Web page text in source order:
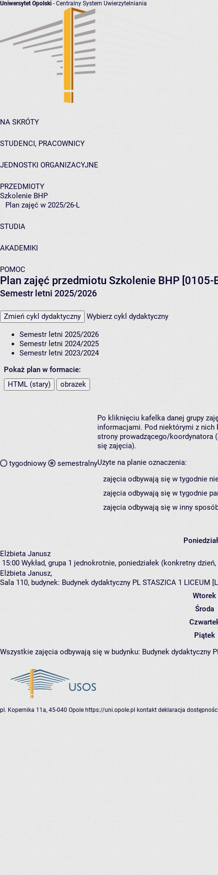
Uniwersytet Opolski - Centralny System Uwierzytelniania
NA SKRÓTY
STUDENCI, PRACOWNICY
JEDNOSTKI ORGANIZACYJNE
PRZEDMIOTY
Szkolenie BHP
Plan zajęć w 2025/26-L
STUDIA
AKADEMIKI
POMOC
Plan zajęć przedmiotu Szkolenie BHP [0105-
Semestr letni 2025/2026
Zmień cykl dydaktyczny Wybierz cykl dydaktyczny
Semestr letni 2025/2026
Semestr letni 2024/2025
Semestr letni 2023/2024
Pokaż plan w formacie:
HTML (stary)
obrazek
tygodniowy semestralny
Po kliknięciu kafelka danej grupy
informacjami. Pod niektórymi z nich
strony prowadzącego/koordynatora
się zajęcia).
Użyte na planie oznaczenia:
zajęcia odbywają się w tygodnie
zajęcia odbywają się w tygodnie
zajęcia odbywają się w inny
Elżbieta Janusz
15:00 Wykład, grupa 1 jednokrotnie, poniedziałek (konkretny
Elżbieta Janusz,
Sala 110, budynek: Budynek dydaktyczny PL STASZICA 1 LICEUM
Wtorek
Środa
Piątek
Wszystkie zajęcia odbywają się w budynku: Budynek dydaktyczny
pl. Kopernika 11a, 45-040 Opole https://uni.opole.pl kontakt deklaracja